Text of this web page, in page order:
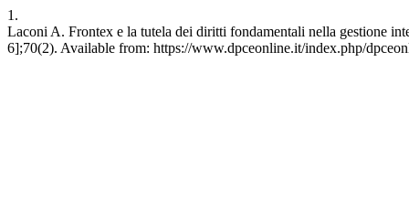
1.
Laconi A. Frontex e la tutela dei diritti fondamentali nella gestione
6];70(2). Available from: https://www.dpceonline.it/index.php/